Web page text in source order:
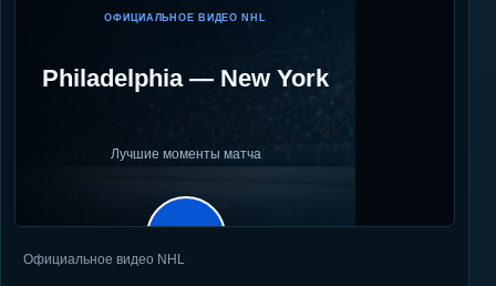
ОФИЦИАЛЬНОЕ ВИДЕО NHL
Philadelphia— New York
Лучшие моменты матча
▶
Официальное видео NHL